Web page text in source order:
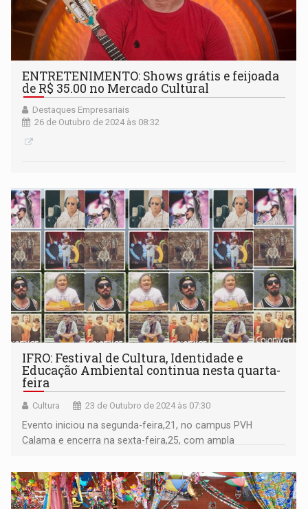
ENTRETENIMENTO: Shows grátis e feijoada
de R$ 35.00 no Mercado Cultural
Destaques Empresariais
26 de Outubro de 2024 às 08:32
IFRO: Festival de Cultura, Identidade e
Educação Ambiental continua nesta quarta-
feira
Cultura 23 de Outubro de 2024 às 07:30
Evento iniciou na segunda-feira,21, no campus PVH
Calama e encerra na sexta-feira,25, com ampla